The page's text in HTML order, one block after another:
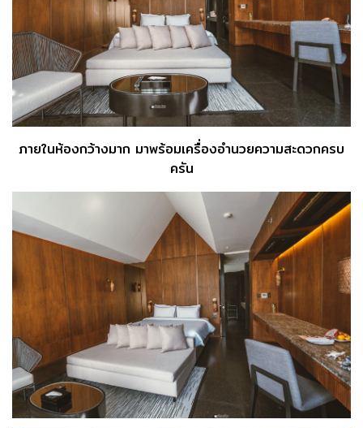
ภายในห้องกว้างมาก มาพร้อมเครื่องอำนวยความสะดวกครบ
ครัน